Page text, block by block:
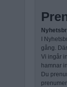
I
gång.
Vi ingår
hamnar
Du